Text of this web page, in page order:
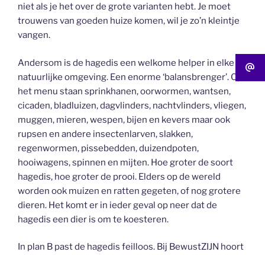
niet als je het over de grote varianten hebt. Je moet
trouwens van goeden huize komen, wil je zo’n kleintje
vangen.
Andersom is de hagedis een welkome helper in elke
natuurlijke omgeving. Een enorme ‘balansbrenger’. Op
het menu staan sprinkhanen, oorwormen, wantsen,
cicaden, bladluizen, dagvlinders, nachtvlinders, vliegen,
muggen, mieren, wespen, bijen en kevers maar ook
rupsen en andere insectenlarven, slakken,
regenwormen, pissebedden, duizendpoten,
hooiwagens, spinnen en mijten. Hoe groter de soort
hagedis, hoe groter de prooi. Elders op de wereld
worden ook muizen en ratten gegeten, of nog grotere
dieren. Het komt er in ieder geval op neer dat de
hagedis een dier is om te koesteren.
In plan B past de hagedis feilloos. Bij BewustZIJN hoort